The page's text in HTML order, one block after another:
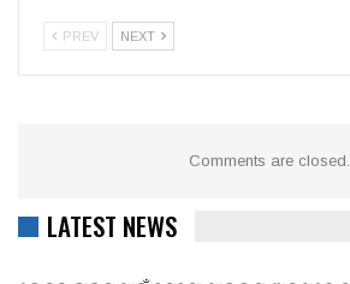
PREV NEXT
Comments are closed.
LATEST NEWS